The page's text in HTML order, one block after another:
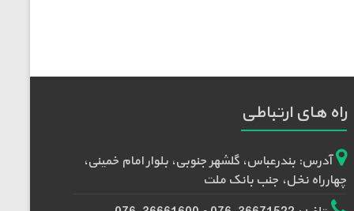
راه های ارتباطی
آدرس: بندرعباس، گلشهر جنوبی، بلوار امام خمینی،
چهارراه نخل، جنب بانک ملت